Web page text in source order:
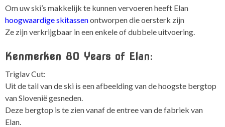
Om uw ski’s makkelijk te kunnen vervoeren heeft Elan
hoogwaardige skitassenontworpen die oersterk zijn
Ze zijn verkrijgbaar in een enkele of dubbele uitvoering.
Kenmerken 80 Years of Elan:
Triglav Cut:
Uit de tail van de ski is een afbeelding van de hoogste bergtop
van Slovenië gesneden.
Deze bergtop is te zien vanaf de entree van de fabriek van
Elan.